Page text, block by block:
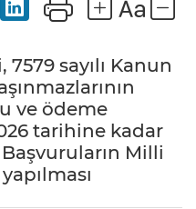
sayılı Kanun
ve ödeme
tarihine kadar
Başvuruların Milli